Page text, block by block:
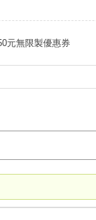
元無限製優惠券